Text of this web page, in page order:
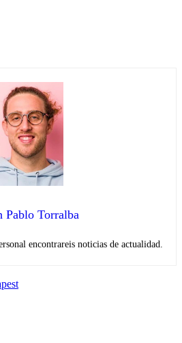
Pablo Torralba
encontrareis noticias de actualidad.